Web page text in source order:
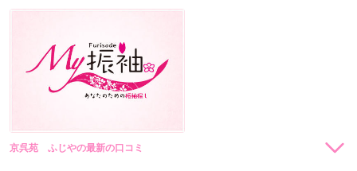
京呉苑 ふじやの最新の口コミ